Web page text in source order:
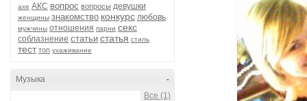
axe АКС вопрос вопросы девушки
женщины знакомство конкурс любовь
мужчины отношения парни секс
соблазнение статьи статья стиль
тест топ ухаживание
-
Музыка
Все (1)